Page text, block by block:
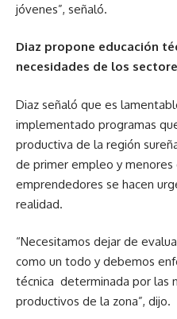
jóvenes”, señaló.
Diaz propone educación
necesidades de los
Diaz señaló que es
implementado programas
productiva de la región
de primer empleo y menores
emprendedores se hacen
realidad.
“Necesitamos dejar de
como un todo y debemos
técnica determinada por las
productivos de la zona”, dijo.